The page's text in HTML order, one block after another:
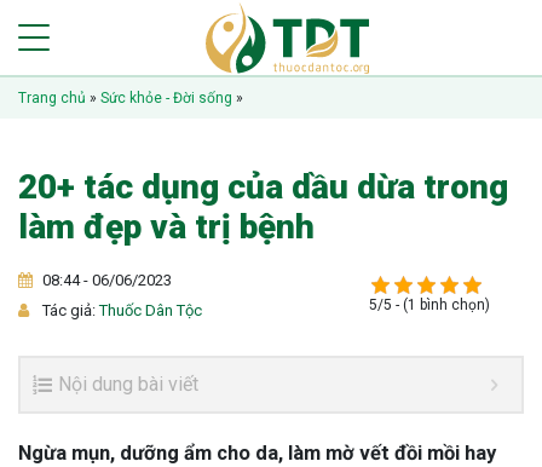
Trang chủ » Sức khỏe - Đời sống »
20+ tác dụng của dầu dừa trong
làm đẹp và trị bệnh
08:44 - 06/06/2023
Tác giả:Thuốc Dân Tộc 5/5 - (1 bình chọn)
Nội dung bài viết
Ngừa mụn, dưỡng ẩm cho da, làm mờ vết đồi mồi hay